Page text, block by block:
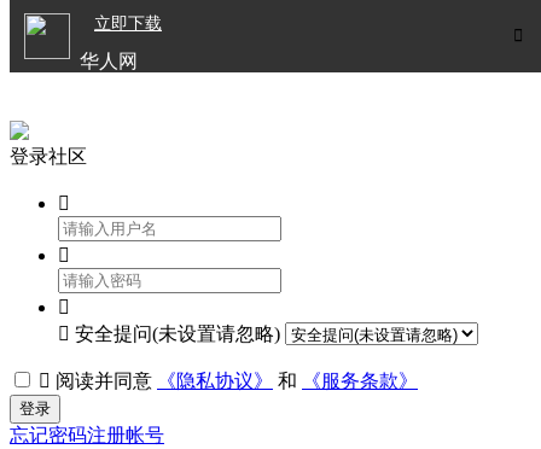

立即下载
华人网
登录社区



 安全提问(未设置请忽略)
 阅读并同意 《隐私协议》 和 《服务条款》
登录
忘记密码注册帐号